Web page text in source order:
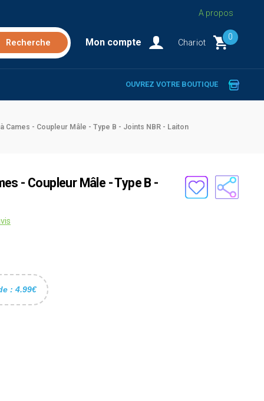
A propos
Mon compte Chariot
0
OUVREZ VOTRE BOUTIQUE
Cames - Coupleur Mâle - Type B - Joints NBR - Laiton
- Coupleur Mâle - Type B -
: 4.99€